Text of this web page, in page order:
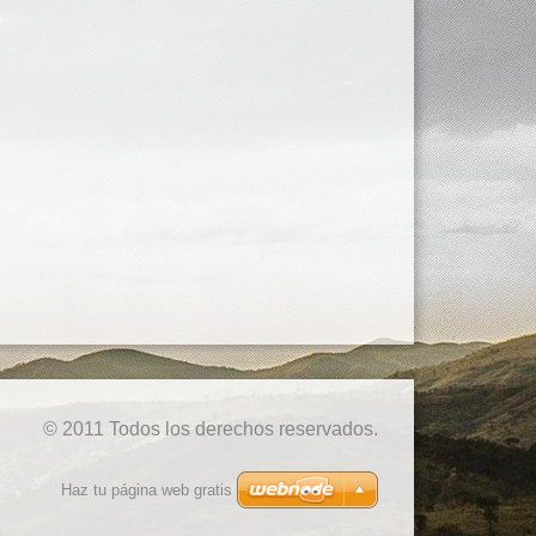
© 2011 Todos los derechos reservados.
Haz tu página web gratis